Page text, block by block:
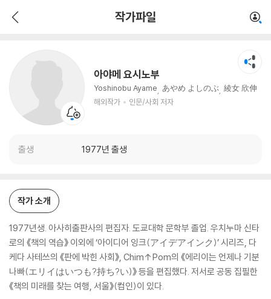
작가파일
아야메 요시노부
Yoshinobu Ayame あやめ よしのぶ 綾女 欣伸
해외작가
인문/사회 저자
출생 1977년 출생
인문/사회 저자
작가 소개
1977년생. 아사히출판사의 편집자. 도쿄대학 문학부 졸업. 우치누마 신타
로의 《책의 역습》 이외에 ‘아이디어 잉크(アイデアインク)’ 시리즈, 다
케다 사테쓰의 《판에 박힌 사회》, Chim↑Pom의 《에리이는 언제나 기분
나빠(エリイはいつも?持ち?い)》 등을 편집했다. 저서로 공동 집필한
《책의 미래를 찾는 여행, 서울》(컴인)이 있다.